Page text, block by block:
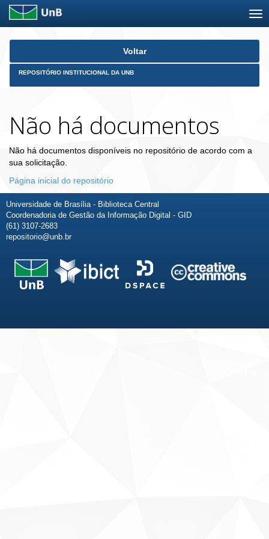
Skip
Voltar
REPOSITÓRIO INSTITUCIONAL DA UNB
Não há documentos
Não há documentos disponíveis no repositório de acordo com a
sua solicitação.
Página inicial do repositório
Universidade de Brasília - Biblioteca Central
Coordenadoria de Gestão da Informação Digital - GID
(61) 3107-2683
repositorio@unb.br